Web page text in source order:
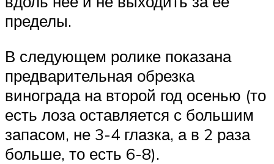
пределы.
В следующем ролике показана
предварительная обрезка
винограда на второй год осенью (то
есть лоза оставляется с большим
запасом, не 3-4 глазка, а в 2 раза
больше, то есть 6-8).